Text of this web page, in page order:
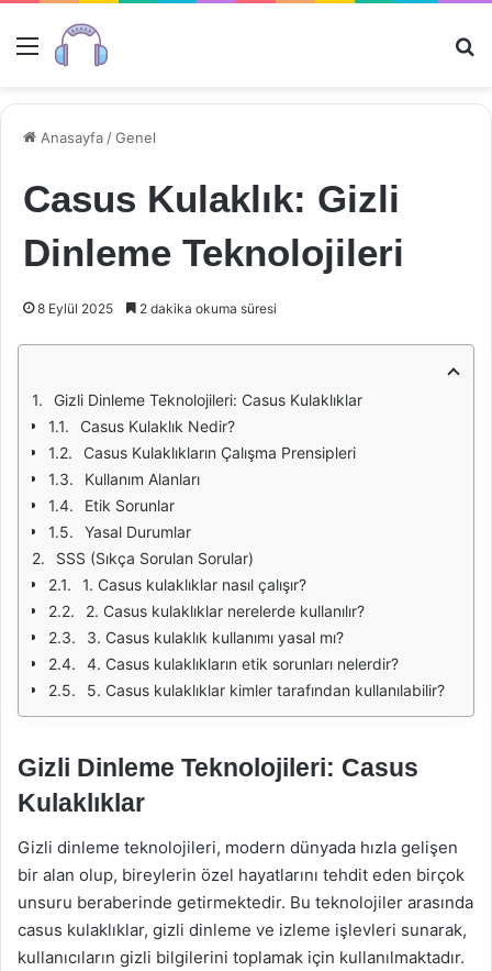
Menü
Anasayfa /Genel
Casus Kulaklık: Gizli
Dinleme Teknolojileri
8 Eylül 2025 2 dakika okuma süresi
Gizli Dinleme Teknolojileri: Casus Kulaklıklar
Casus Kulaklık Nedir?
Casus Kulaklıkların Çalışma Prensipleri
Kullanım Alanları
Etik Sorunlar
Yasal Durumlar
SSS (Sıkça Sorulan Sorular)
1. Casus kulaklıklar nasıl çalışır?
2. Casus kulaklıklar nerelerde kullanılır?
3. Casus kulaklık kullanımı yasal mı?
4. Casus kulaklıkların etik sorunları nelerdir?
5. Casus kulaklıklar kimler tarafından kullanılabilir?
Gizli Dinleme Teknolojileri: Casus
Kulaklıklar
Gizli dinleme teknolojileri, modern dünyada hızla gelişen
bir alan olup, bireylerin özel hayatlarını tehdit eden birçok
unsuru beraberinde getirmektedir. Bu teknolojiler arasında
casus kulaklıklar, gizli dinleme ve izleme işlevleri sunarak,
kullanıcıların gizli bilgilerini toplamak için kullanılmaktadır.